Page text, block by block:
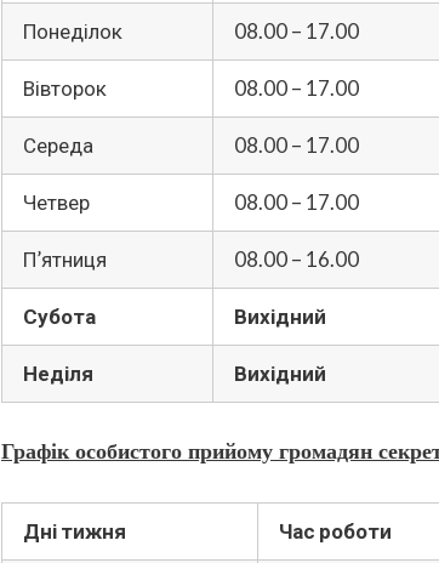
Понеділок 08.00 – 17.00
Вівторок 08.00 – 17.00
Середа 08.00 – 17.00
Четвер 08.00 – 17.00
П’ятниця 08.00 – 16.00
Субота Вихідний
Неділя Вихідний
Графік особистого прийому громадян
Дні тижня Час роботи